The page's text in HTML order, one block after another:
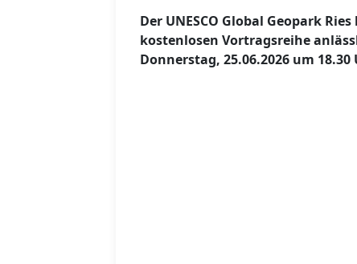
Der UNESCO Global Geopark
kostenlosen Vortragsreihe
Donnerstag, 25.06.2026 um